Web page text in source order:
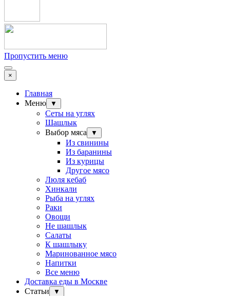
Пропустить меню
×
Главная
Меню
▼
Сеты на углях
Шашлык
Выбор мяса
▼
Из свинины
Из баранины
Из курицы
Другое мясо
Люля кебаб
Хинкали
Рыба на углях
Раки
Овощи
Не шашлык
Салаты
К шашлыку
Маринованное мясо
Напитки
Все меню
Доставка еды в Москве
Статьи
▼